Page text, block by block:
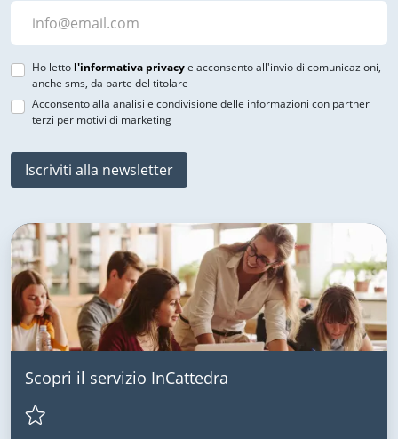
Ho letto l'informativa privacye acconsento all'invio di comunicazioni,
anche sms, da parte del titolare
Acconsento alla analisi e condivisione delle informazioni con partner
terzi per motivi di marketing
Iscriviti alla newsletter
Scopri il servizio InCattedra